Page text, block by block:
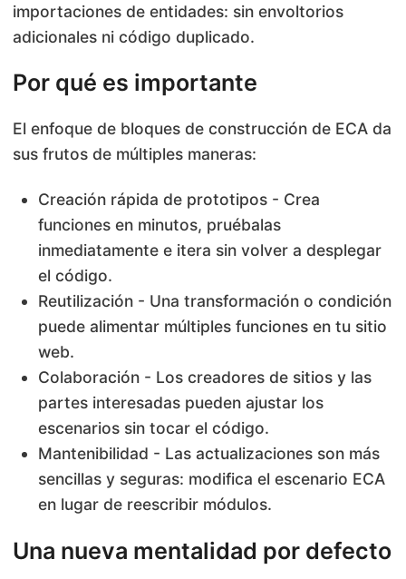
importaciones de entidades: sin envoltorios
adicionales ni código duplicado.
Por qué es importante
El enfoque de bloques de construcción de ECA da
sus frutos de múltiples maneras:
Creación rápida de prototipos - Crea
funciones en minutos, pruébalas
inmediatamente e itera sin volver a desplegar
el código.
Reutilización - Una transformación o condición
puede alimentar múltiples funciones en tu sitio
web.
Colaboración - Los creadores de sitios y las
partes interesadas pueden ajustar los
escenarios sin tocar el código.
Mantenibilidad - Las actualizaciones son más
sencillas y seguras: modifica el escenario ECA
en lugar de reescribir módulos.
Una nueva mentalidad por defecto